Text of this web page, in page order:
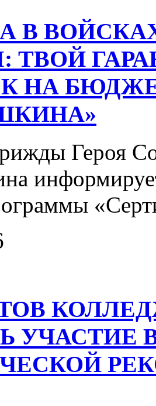
В
ТВОЙ
НА
Героя
УЧАСТИЕ